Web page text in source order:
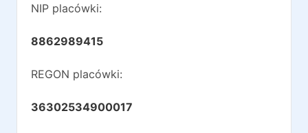
NIP placówki:
8862989415
REGON placówki:
36302534900017